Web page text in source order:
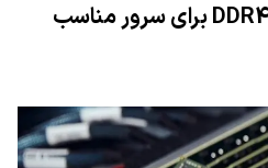
۱. فرض بر این‌که هر رم DDR4 برای سرور مناسب